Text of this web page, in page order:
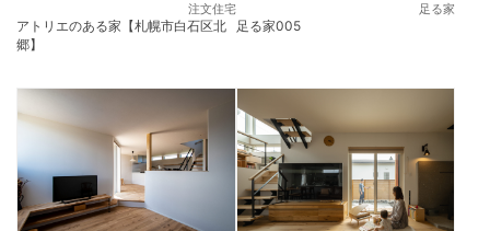
注文住宅
アトリエのある家【札幌市白石区北
郷】
足る家
足る家005